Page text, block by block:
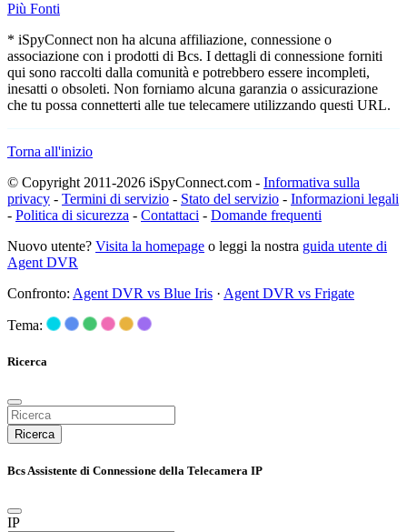
Più Fonti
* iSpyConnect non ha alcuna affiliazione, connessione o
associazione con i prodotti di Bcs. I dettagli di connessione forniti
qui sono raccolti dalla comunità e potrebbero essere incompleti,
inesatti o obsoleti. Non forniamo alcuna garanzia o assicurazione
che tu possa connetterti alle tue telecamere utilizzando questi URL.
Torna all'inizio
© Copyright 2011-2026 iSpyConnect.com - Informativa sulla
privacy - Termini di servizio - Stato del servizio - Informazioni legali
- Politica di sicurezza - Contattaci - Domande frequenti
Nuovo utente? Visita la homepage o leggi la nostra guida utente di
Agent DVR
Confronto: Agent DVR vs Blue Iris · Agent DVR vs Frigate
Tema:
Ricerca
Ricerca
Bcs Assistente di Connessione della Telecamera IP
IP